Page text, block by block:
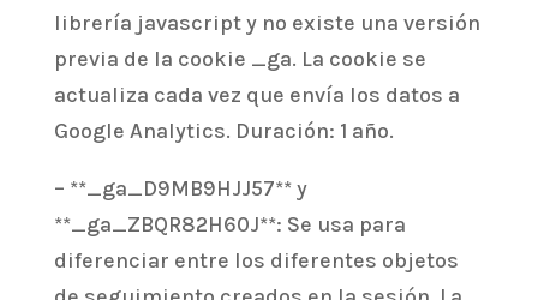
librería javascript y no existe una versión
previa de la cookie _ga. La cookie se
actualiza cada vez que envía los datos a
Google Analytics. Duración: 1 año.
– **_ga_D9MB9HJJ57** y
**_ga_ZBQR82H60J**: Se usa para
diferenciar entre los diferentes objetos